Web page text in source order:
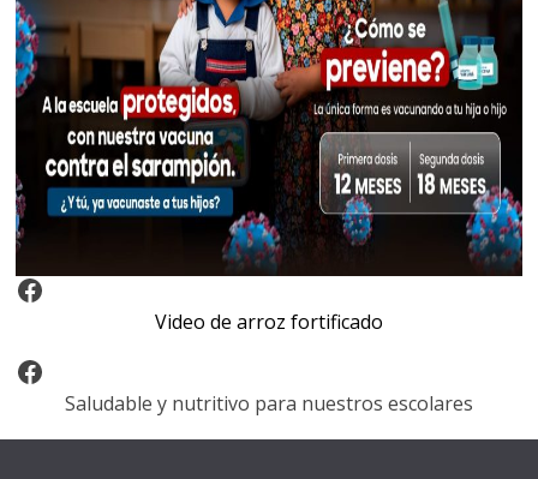
Video Arroz Fortificado
Video de arroz fortificado
Facebook
Saludable y nutritivo para nuestros escolares